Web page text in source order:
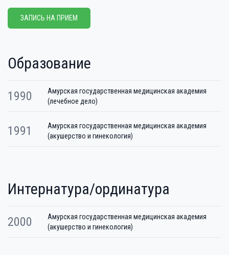
ЗАПИСЬ НА ПРИЕМ
Образование
1990
Амурская государственная медицинская академия
(лечебное дело)
1991
Амурская государственная медицинская академия
(акушерство и гинекология)
Интернатура/ординатура
2000
Амурская государственная медицинская академия
(акушерство и гинекология)